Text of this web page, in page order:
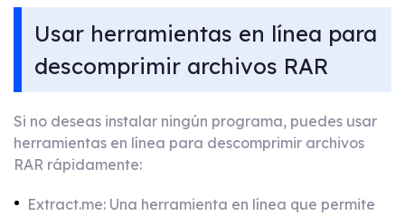
Usar herramientas en línea para
descomprimir archivos RAR
Si no deseas instalar ningún programa, puedes usar
herramientas en línea para descomprimir archivos
RAR rápidamente:
Extract.me: Una herramienta en línea que permite